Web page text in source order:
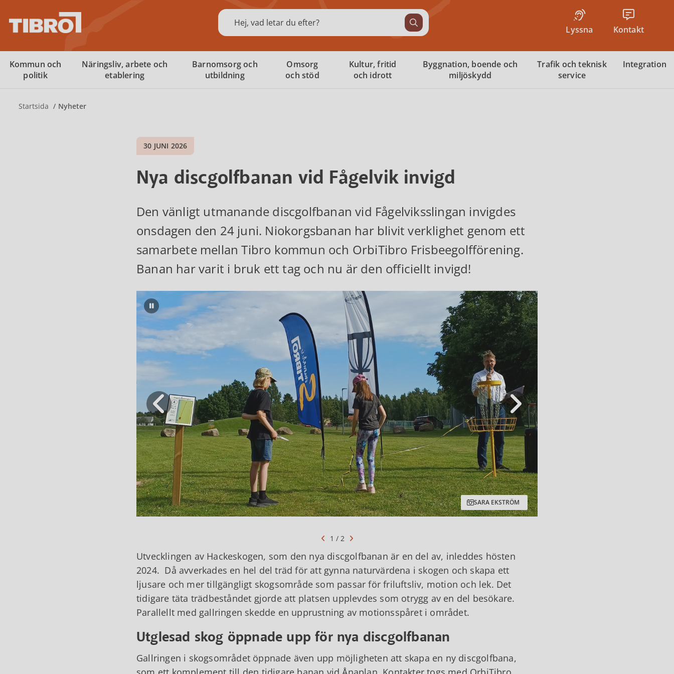
Sök
Lyssna Kontakt
Kommun och
politik
Näringsliv, arbete och
etablering
Barnomsorg och
utbildning
Omsorg
och stöd
Kultur, fritid
och idrott
Byggnation, boende och
miljöskydd
Trafik och teknisk
service
Integration
Startsida Nyheter
30 JUNI 2026
Nya discgolfbanan vid Fågelvik invigd
Den vänligt utmanande discgolfbanan vid Fågelviksslingan invigdes
onsdagen den 24 juni. Niokorgsbanan har blivit verklighet genom ett
samarbete mellan Tibro kommun och OrbiTibro Frisbeegolfförening.
Banan har varit i bruk ett tag och nu är den officiellt invigd!
Pausa bildspel
SARA EKSTRÖM
1 / 2
Utvecklingen av Hackeskogen, som den nya discgolfbanan är en del av, inleddes hösten
2024. Då avverkades en hel del träd för att gynna naturvärdena i skogen och skapa ett
ljusare och mer tillgängligt skogsområde som passar för friluftsliv, motion och lek. Det
tidigare täta trädbeståndet gjorde att platsen upplevdes som otrygg av en del besökare.
Parallellt med gallringen skedde en upprustning av motionsspåret i området.
Utglesad skog öppnade upp för nya discgolfbanan
Gallringen i skogsområdet öppnade även upp möjligheten att skapa en ny discgolfbana,